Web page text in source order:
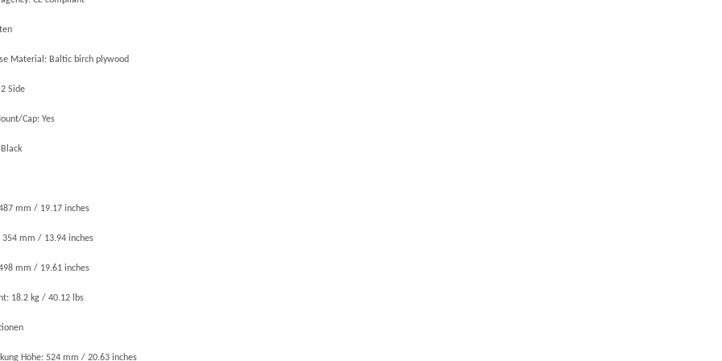
Material: Baltic birch plywood
Side
Cap: Yes
mm / 19.17 inches
354 mm / 13.94 inches
mm / 19.61 inches
18.2 kg / 40.12 lbs
Höhe: 524 mm / 20.63 inches